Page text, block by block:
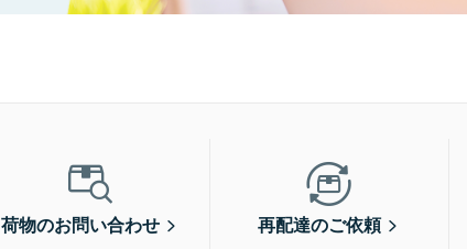
荷物のお問い合わせ 再配達のご依頼